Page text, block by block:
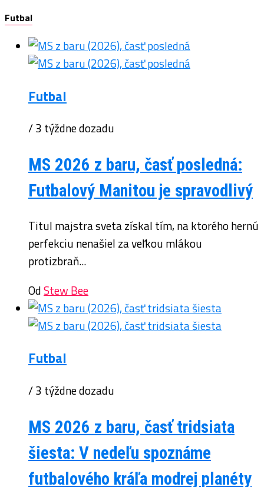
Futbal
Futbal
/ 3 týždne dozadu
MS 2026 z baru, časť posledná:
Futbalový Manitou je spravodlivý
Titul majstra sveta získal tím, na ktorého hernú
perfekciu nenašiel za veľkou mlákou
protizbraň...
OdStew Bee
Futbal
/ 3 týždne dozadu
MS 2026 z baru, časť tridsiata
šiesta: V nedeľu spoznáme
futbalového kráľa modrej planéty